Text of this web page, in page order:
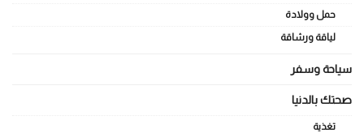
حمل وولادة
لياقة ورشاقة
سياحة وسفر
صحتك بالدنيا
تغذية